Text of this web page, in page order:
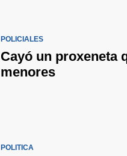
POLICIALES
Cayó un proxeneta
menores
POLÍTICA